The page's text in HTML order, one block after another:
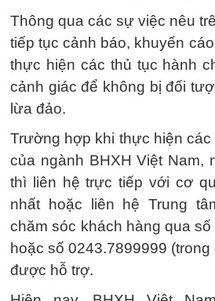
Thông qua các sự việc nêu
tiếp tục cảnh báo, khuyến
thực hiện các thủ tục hành
cảnh giác để không bị đối
lừa đảo.
Trường hợp khi thực hiện
của ngành BHXH Việt Nam,
thì liên hệ trực tiếp với cơ
nhất hoặc liên hệ Trung
chăm sóc khách hàng qua
hoặc số 0243.7899999
được hỗ trợ.